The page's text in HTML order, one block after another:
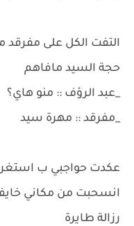
التفت الكل على مفرقد
حجة السيد مافاهم
_عبد الرؤف :: منو هاي؟
_مفرقد :: مهرة سيد
عكدت حواجبي ب
انسحبت من مكاني
رزالة طايرة